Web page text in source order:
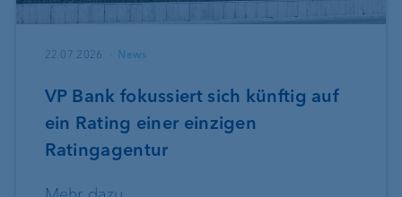
22.07.2026 News
VP Bank fokussiert sich künftig auf
ein Rating einer einzigen
Ratingagentur